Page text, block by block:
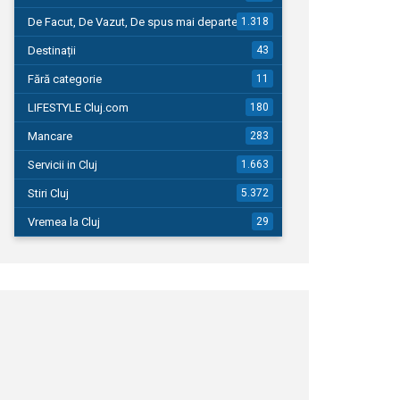
De Facut, De Vazut, De spus mai departe…1.318
Destinații 43
Fără categorie 11
LIFESTYLE Cluj.com 180
Mancare 283
Servicii in Cluj 1.663
Stiri Cluj 5.372
Vremea la Cluj 29